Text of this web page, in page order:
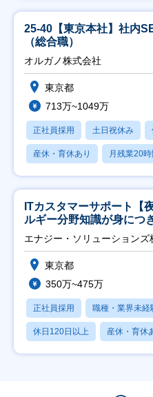
25-40【東京本社】社内
（総合職）
オルガノ株式会社
東京都
713万~1049万
正社員採用 土日祝休み
産休・育休あり 月残業20
ITカスタマーサポート【
ルギー分野知識が身につ
エナジー・ソリューションズ
東京都
350万~475万
正社員採用 職種・業界未経
休日120日以上 産休・育休